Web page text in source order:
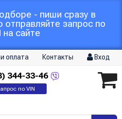
- пиши сразу в
запрос по
на сайте
оплата Контакты Вход
344-33-46
по VIN